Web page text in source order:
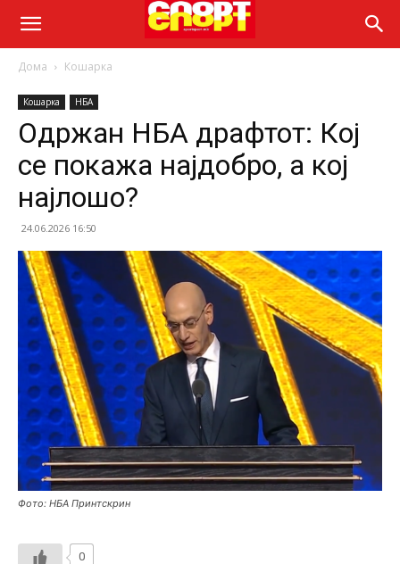
Дома Кошарка
Кошарка НБА
Одржан НБА драфтот: Кој
се покажа најдобро, а кој
најлошо?
24.06.2026 16:50
Фото: НБА Принтскрин
0